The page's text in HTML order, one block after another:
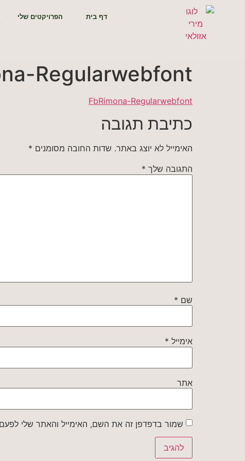
דף בית הפרויקטים שלי
Regularwebfont
FbRimona-Regularwebfont
כתיבת תגובה
האימייל לא יוצג באתר. שדות החובה מסומנים *
התגובה שלך *
שם *
אימייל *
אתר
שמור בדפדפן זה את השם, האימייל והאתר שלי